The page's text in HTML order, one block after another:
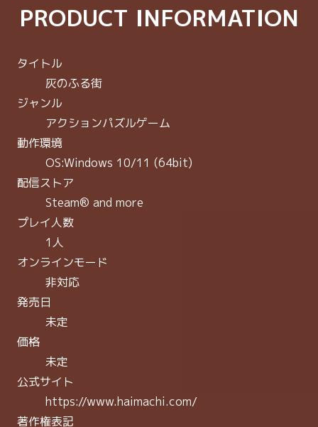
PRODUCT INFORMATION
タイトル
灰のふる街
ジャンル
アクションパズルゲーム
動作環境
OS:Windows 10/11 (64bit)
配信ストア
Steam® and more
プレイ人数
1人
オンラインモード
非対応
発売日
未定
価格
未定
公式サイト
https://www.haimachi.com/
著作権表記